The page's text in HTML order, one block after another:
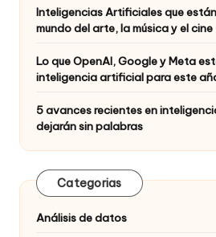
Inteligencias Artificiales que
mundo del arte, la música y el cine
Lo que OpenAI, Google y Meta
inteligencia artificial para este
5 avances recientes en
dejarán sin palabras
Categorias
Análisis de datos